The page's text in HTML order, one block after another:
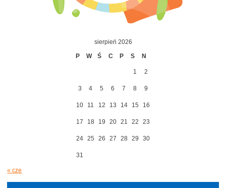
sierpień 2026
P
W Ś C P S N
1 2
3 4 5 6 7 8 9
10 11 12 13 14 15 16
17 18 19 20 21 22 23
24 25 26 27 28 29 30
31
« cze